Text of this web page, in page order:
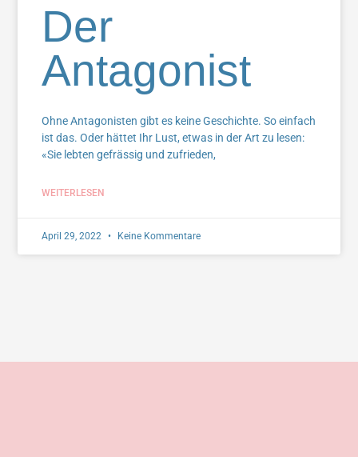
Der
Antagonist
Ohne Antagonisten gibt es keine Geschichte. So einfach
ist das. Oder hättet Ihr Lust, etwas in der Art zu lesen:
«Sie lebten gefrässig und zufrieden,
WEITERLESEN
April 29, 2022 Keine Kommentare